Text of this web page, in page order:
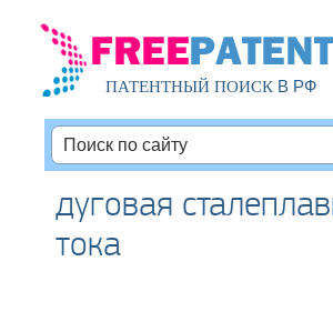
ПАТЕНТНЫЙ ПОИСКВ РФ
дуговая
тока